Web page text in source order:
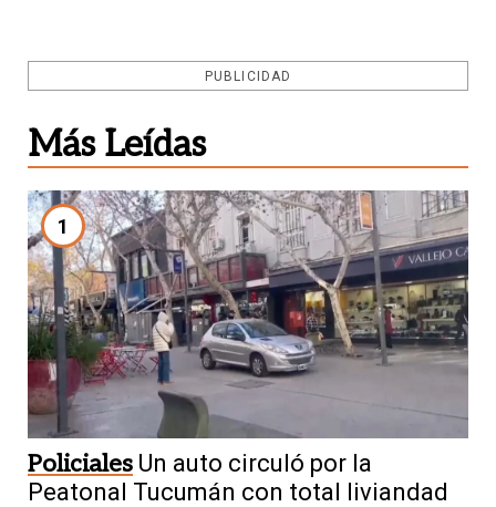
PUBLICIDAD
Más Leídas
1
Policiales Un auto circuló por la
Peatonal Tucumán con total liviandad